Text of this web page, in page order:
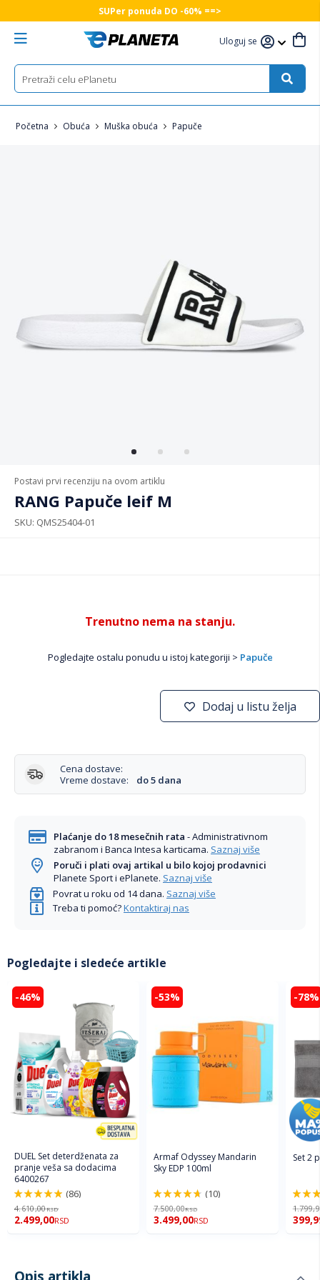
SUPer ponuda DO -60% ==>
Uloguj se
Početna Obuća Muška obuća Papuče
Postavi prvi recenziju na ovom artiklu
RANG Papuče leif M
SKU QMS25404-01
Trenutno nema na stanju.
Pogledajte ostalu ponudu u istoj kategoriji > Papuče
Dodaj u listu želja
Cena dostave:
Vreme dostave:
do 5 dana
Plaćanje do 18 mesečnih rata - Administrativnom
zabranom i Banca Intesa karticama. Saznaj više
Poruči i plati ovaj artikal u bilo kojoj prodavnici
Planete Sport i ePlanete. Saznaj više
Povrat u roku od 14 dana. Saznaj više
Treba ti pomoć?Kontaktiraj nas
Pogledajte i sledeće artikle
-46%
DUEL Set deterdženata za
pranje veša sa dodacima
6400267
98%
(86)
4.610,00RSD
2.499,00RSD
-53%
Armaf Odyssey Mandarin
Sky EDP 100ml
94%
(10)
7.500,00RSD
3.499,00RSD
-78%
Set 2
96%